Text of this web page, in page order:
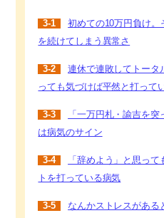
3-1
初めての10万円負け。
を続けてしまう異常さ
3-2
連休で連敗してトータ
っても気づけば平然と打って
3-3
「一万円札・諭吉を突
は病気のサイン
3-4
「辞めよう」と思っ
トを打っている病気
3-5
なんかストレスがある